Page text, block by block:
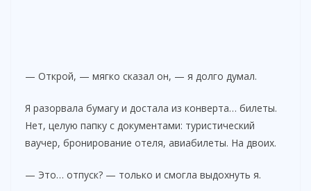
— Открой, — мягко сказал он, — я долго думал.
Я разорвала бумагу и достала из конверта… билеты.
Нет, целую папку с документами: туристический
ваучер, бронирование отеля, авиабилеты. На двоих.
— Это… отпуск? — только и смогла выдохнуть я.